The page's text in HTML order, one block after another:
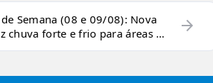
Semana (08 e 09/08): Nova
chuva forte e frio para áreas do
arrow_forward